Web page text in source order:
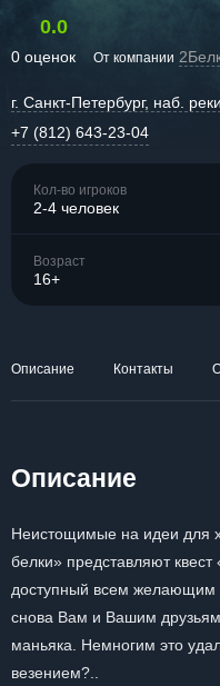
0.0
0 оценок От компании
г. Санкт-Петербург, наб.
+7 (812) 643-23-04
Кол-во игроков
2-4 человек
Возраст
16+
Описание Контакты
Описание
Неистощимые на идеи для
белки» представляют
доступный всем желающим
снова Вам и Вашим
маньяка. Немногим это
везением?..